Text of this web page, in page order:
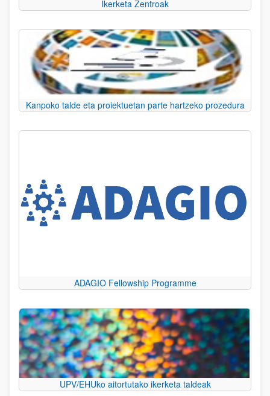
Ikerketa Zentroak
Kanpoko talde eta proiektuetan parte hartzeko prozedura
ADAGIO Fellowship Programme
UPV/EHUko aitortutako ikerketa taldeak